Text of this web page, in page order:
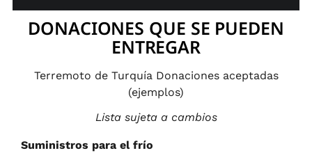
DONACIONES QUE SE PUEDEN
ENTREGAR
Terremoto de Turquía Donaciones aceptadas
(ejemplos)
Lista sujeta a cambios
Suministros para el frío